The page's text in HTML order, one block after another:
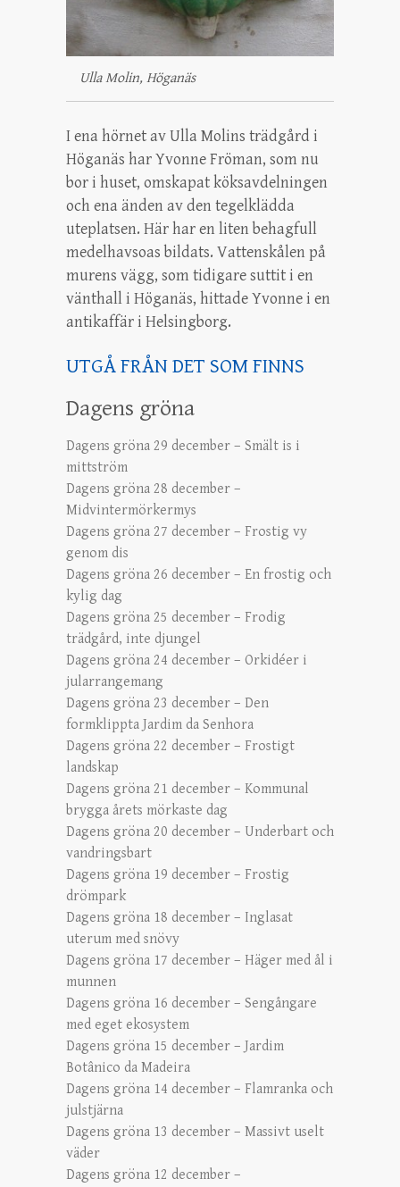
Ulla Molin, Höganäs
I ena hörnet av Ulla Molins trädgård i
Höganäs har Yvonne Fröman, som nu
bor i huset, omskapat köksavdelningen
och ena änden av den tegelklädda
uteplatsen. Här har en liten behagfull
medelhavsoas bildats. Vattenskålen på
murens vägg, som tidigare suttit i en
vänthall i Höganäs, hittade Yvonne i en
antikaffär i Helsingborg.
UTGÅ FRÅN DET SOM FINNS
Dagens gröna
Dagens gröna 29 december – Smält is i
mittström
Dagens gröna 28 december –
Midvintermörkermys
Dagens gröna 27 december – Frostig vy
genom dis
Dagens gröna 26 december – En frostig och
kylig dag
Dagens gröna 25 december – Frodig
trädgård, inte djungel
Dagens gröna 24 december – Orkidéer i
jularrangemang
Dagens gröna 23 december – Den
formklippta Jardim da Senhora
Dagens gröna 22 december – Frostigt
landskap
Dagens gröna 21 december – Kommunal
brygga årets mörkaste dag
Dagens gröna 20 december – Underbart och
vandringsbart
Dagens gröna 19 december – Frostig
drömpark
Dagens gröna 18 december – Inglasat
uterum med snövy
Dagens gröna 17 december – Häger med ål i
munnen
Dagens gröna 16 december – Sengångare
med eget ekosystem
Dagens gröna 15 december – Jardim
Botânico da Madeira
Dagens gröna 14 december – Flamranka och
julstjärna
Dagens gröna 13 december – Massivt uselt
väder
Dagens gröna 12 december –